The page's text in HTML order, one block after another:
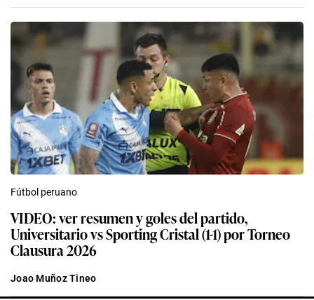
Fútbol peruano
VIDEO: ver resumen y goles del partido,
Universitario vs Sporting Cristal (1-1) por Torneo
Clausura 2026
Joao Muñoz Tineo